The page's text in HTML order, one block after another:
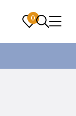
0
0